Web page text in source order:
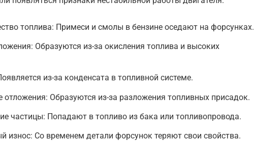
топлива: Примеси и смолы в бензине оседают на форсунках.
Образуются из-за окисления топлива и высоких
из-за конденсата в топливной системе.
Образуются из-за разложения топливных присадок.
частицы: Попадают в топливо из бака или топливопровода.
износ: Со временем детали форсунок теряют свои свойства.